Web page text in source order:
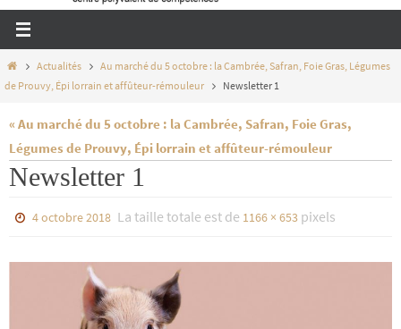
HomeActualités
Au marché du 5 octobre : la Cambrée, Safran, Foie Gras, Légumes
de Prouvy, Épi lorrain et affûteur-rémouleur
Newsletter 1
« Au marché du 5 octobre : la Cambrée, Safran, Foie Gras,
Légumes de Prouvy, Épi lorrain et affûteur-rémouleur
Newsletter 1
4 octobre 2018 La taille totale est de 1166 × 653 pixels